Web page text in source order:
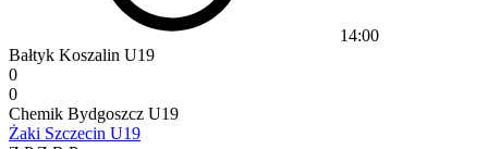
14:00
Bałtyk Koszalin U19
0
0
Chemik Bydgoszcz U19
Żaki Szczecin U19